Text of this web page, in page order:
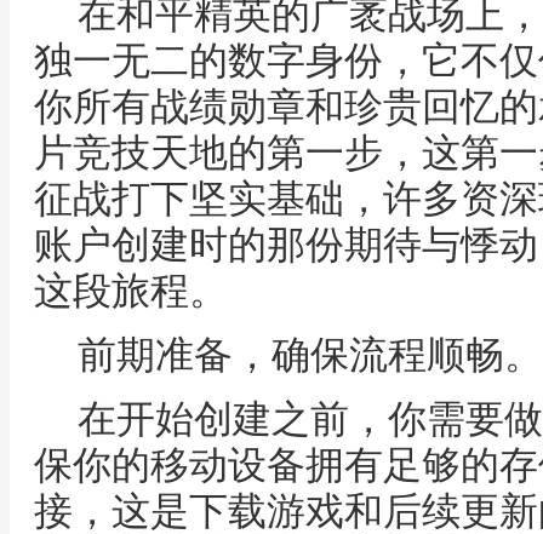
在和平精英的广袤战场上
独一无二的数字身份，它不
你所有战绩勋章和珍贵回忆
片竞技天地的第一步，这第
征战打下坚实基础，许多资
账户创建时的那份期待与悸
这段旅程。
前期准备，确保流程顺畅。
在开始创建之前，你需要
保你的移动设备拥有足够的
接，这是下载游戏和后续更